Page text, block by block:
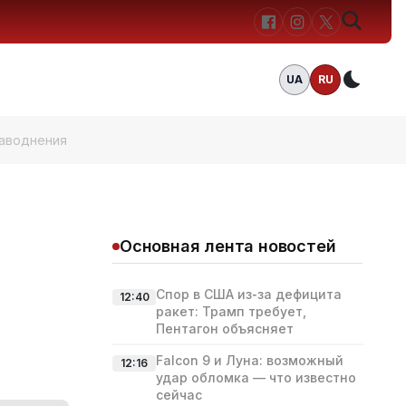
UA RU
Основная лента новостей
12:40 Спор в США из‑за дефицита
ракет: Трамп требует,
Пентагон объясняет
12:16
Falcon 9 и Луна: возможный
удар обломка — что известно
сейчас